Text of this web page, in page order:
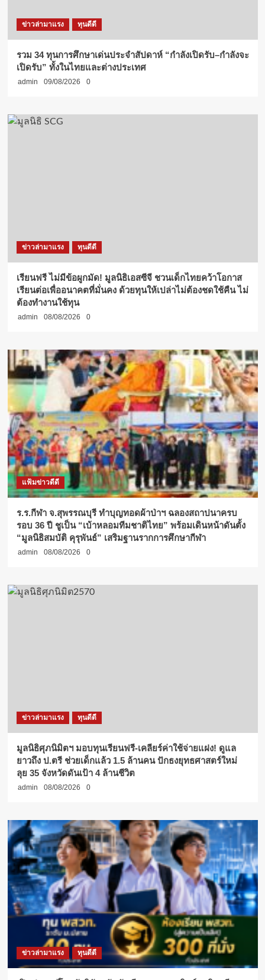
ข่าวล่ามาแรง ทุนดีดี
รวม 34 ทุนการศึกษาเด่นประจำสัปดาห์ “กำลังเปิดรับ–กำลังจะ
เปิดรับ” ทั้งในไทยและต่างประเทศ
admin 09/08/2026 0
ข่าวล่ามาแรง ทุนดีดี
เรียนฟรี ไม่มีข้อผูกมัด! มูลนิธิเอสซีจี ชวนเด็กไทยคว้าโอกาส
เรียนต่อเพื่ออนาคตที่มั่นคง ด้วยทุนให้เปล่าไม่ต้องชดใช้คืน ไม่
ต้องทำงานใช้ทุน
admin 08/08/2026 0
แฟ้มข่าวดีดี
ร.ร.กีฬา จ.สุพรรณบุรี ทำบุญทอดผ้าป่าฯ ฉลองสถาปนาครบ
รอบ 36 ปี ชูเป็น “เบ้าหลอมทีมชาติไทย” พร้อมเดินหน้าดันตั้ง
“มูลนิธิสมบัติ คุรุพันธ์” เสริมฐานรากการศึกษากีฬา
admin 08/08/2026 0
ข่าวล่ามาแรง ทุนดีดี
มูลนิธิศุภนิมิตฯ มอบทุนเรียนฟรี-เคลียร์ค่าใช้จ่ายแฝง! ดูแล
ยาวถึง ป.ตรี ช่วยเด็กแล้ว 1.5 ล้านคน ปักธงยุทธศาสตร์ใหม่
ลุย 35 จังหวัดดันเป้า 4 ล้านชีวิต
admin 08/08/2026 0
ข่าวล่ามาแรง ทุนดีดี